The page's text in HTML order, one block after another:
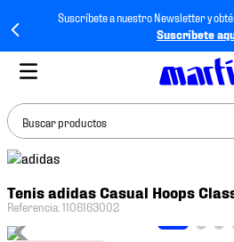
Suscríbete a nuestro Newsletter y
Suscríbete
Buscar productos
Tenis adidas Casual Hoops
Referencia:1106163002
BUSCADOS